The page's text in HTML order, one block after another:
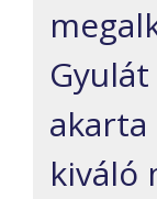
akarta
kiváló